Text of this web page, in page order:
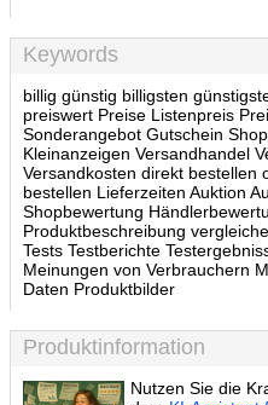
Keywords
billig günstig billigsten
preiswert Preise Listenpreis
Sonderangebot Gutschein
Kleinanzeigen Versandhandel
Versandkosten direkt bestellen
bestellen Lieferzeiten Auktion
Shopbewertung
Produktbeschreibung
Tests Testberichte
Meinungen von Verbrauchern
Daten Produktbilder
Produktinformation
Nutzen Sie die